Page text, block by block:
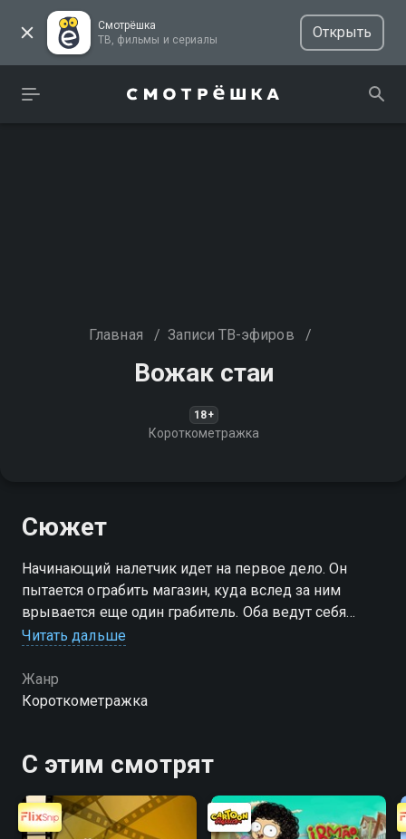
Смотрёшка
ТВ, фильмы и сериалы
Открыть
Главная / Записи ТВ-эфиров /
Вожак стаи
18+
Короткометражка
Сюжет
Начинающий налетчик идет на первое дело. Он
пытается ограбить магазин, куда вслед за ним
врывается еще один грабитель. Оба ведут себя
неумело, в отличие от продавца
Читать дальше
Жанр
Короткометражка
С этим смотрят